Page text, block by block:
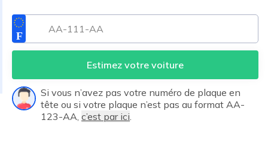
Estimez votre voiture
Si vous n’avez pas votre numéro de plaque en
tête ou si votre plaque n’est pas au format AA-
123-AA, c’est par ici